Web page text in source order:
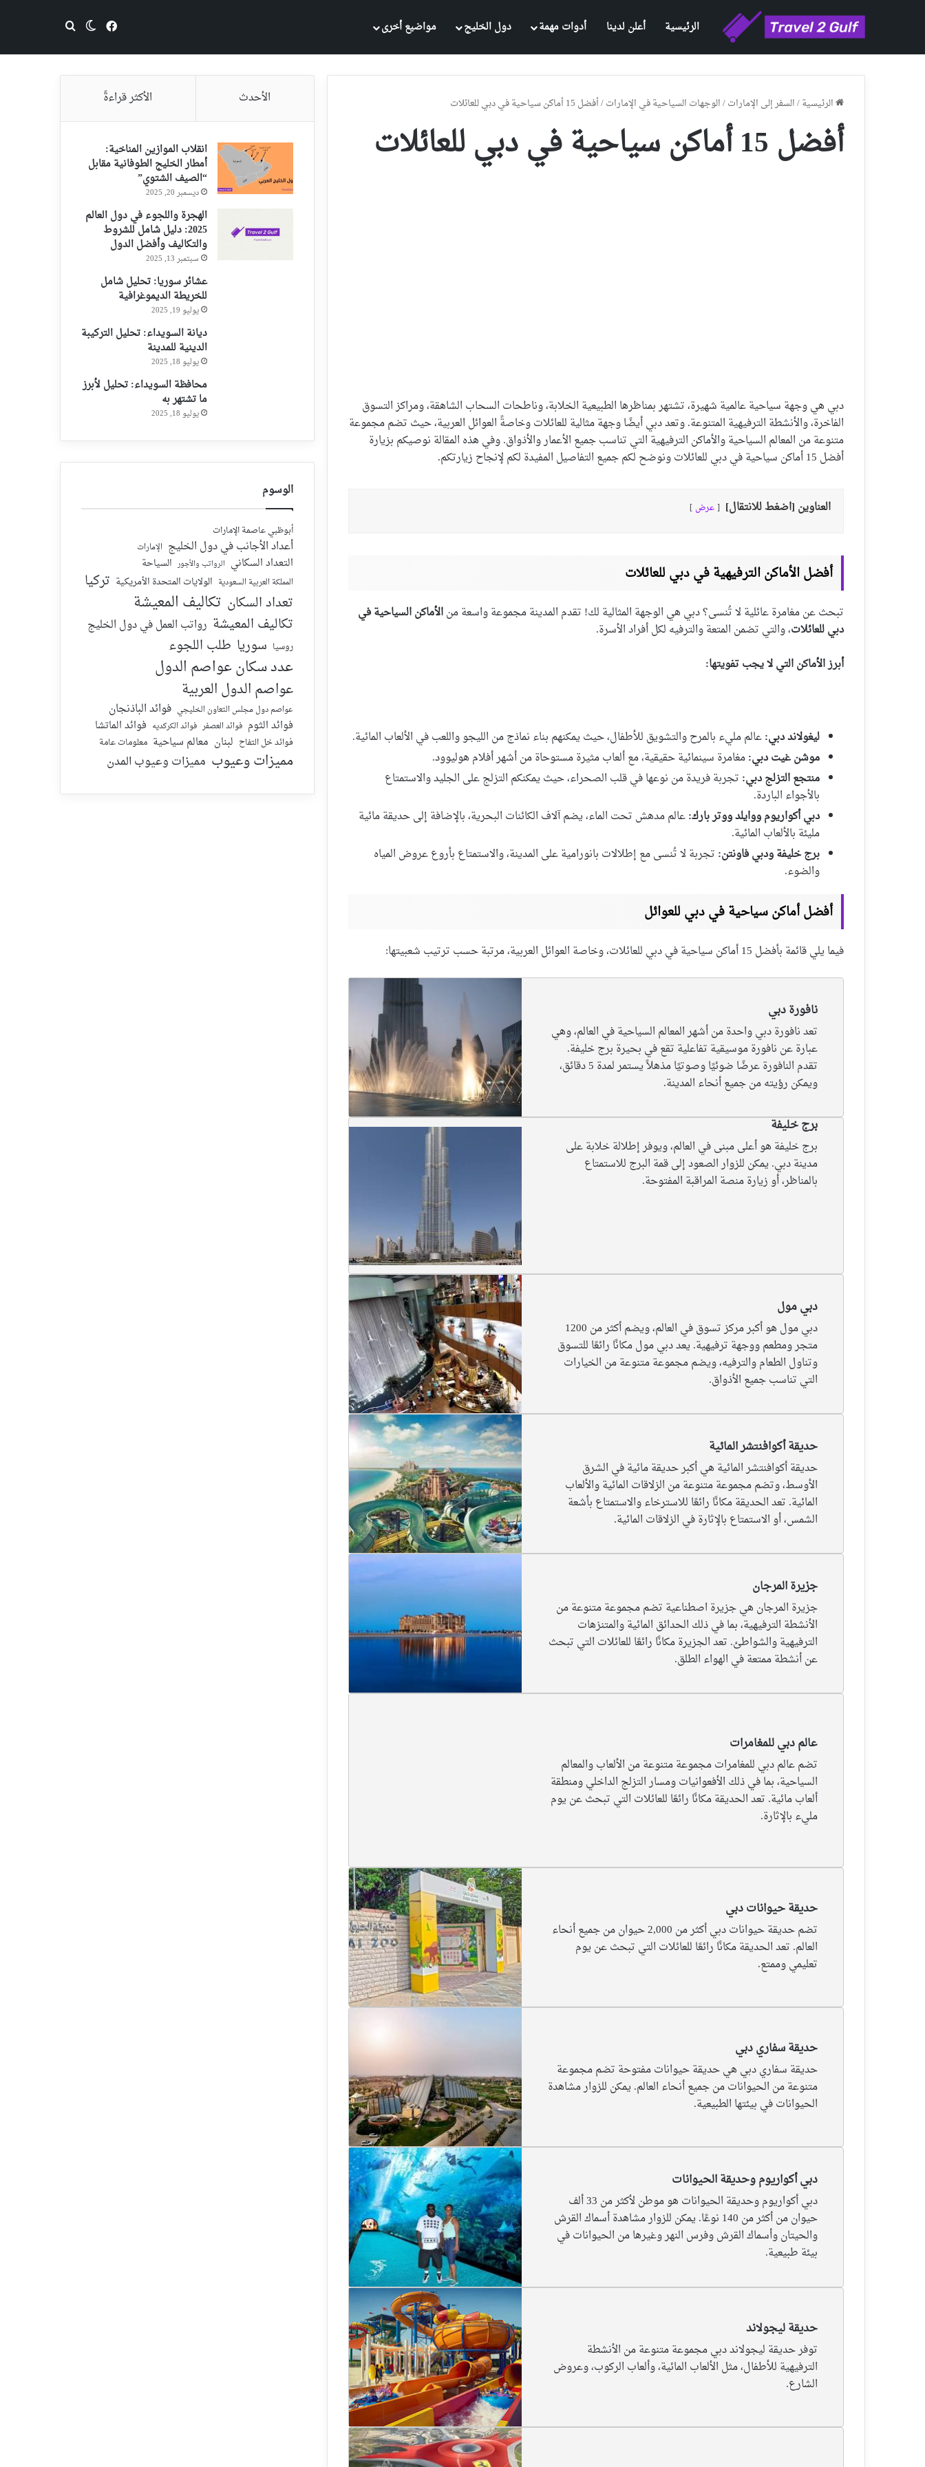
الرئيسية أعلن لدينا أدوات مهمة دول الخليج مواضيع أخرى فيسبوكالوضع المظلم
بحث عن
الرئيسية/السفر إلى الإمارات/الوجهات السياحية في الإمارات/أفضل 15 أماكن سياحية في دبي للعائلات
أفضل 15 أماكن سياحية في دبي للعائلات
دبي هي وجهة سياحية عالمية شهيرة، تشتهر بمناظرها الطبيعية الخلابة، وناطحات السحاب الشاهقة، ومراكز التسوق
الفاخرة، والأنشطة الترفيهية المتنوعة. وتعد دبي أيضًا وجهة مثالية للعائلات وخاصةً العوائل العربية، حيث تضم مجموعة
متنوعة من المعالم السياحية والأماكن الترفيهية التي تناسب جميع الأعمار والأذواق. وفي هذه المقالة نوصيكم بزيارة
أفضل 15 أماكن سياحية في دبي للعائلات ونوضح لكم جميع التفاصيل المفيدة لكم لإنجاح زيارتكم.
العناوين [اضغط للانتقال] عرض
أفضل الأماكن الترفيهية في دبي للعائلات
تبحث عن مغامرة عائلية لا تُنسى؟ دبي هي الوجهة المثالية لك! تقدم المدينة مجموعة واسعة منالأماكن السياحية في
دبي للعائلات، والتي تضمن المتعة والترفيه لكل أفراد الأسرة.
أبرز الأماكن التي لا يجب تفويتها:
ليغولاند دبي:عالم مليء بالمرح والتشويق للأطفال، حيث يمكنهم بناء نماذج من الليجو واللعب في الألعاب المائية.
موشن غيت دبي:مغامرة سينمائية حقيقية، مع ألعاب مثيرة مستوحاة من أشهر أفلام هوليوود.
منتجع التزلج دبي: تجربة فريدة من نوعها في قلب الصحراء، حيث يمكنكم التزلج على الجليد والاستمتاع
بالأجواء الباردة.
دبي أكواريوم ووايلد ووتر بارك:عالم مدهش تحت الماء، يضم آلاف الكائنات البحرية، بالإضافة إلى حديقة مائية
مليئة بالألعاب المائية.
برج خليفة ودبي فاونتن: تجربة لا تُنسى مع إطلالات بانورامية على المدينة، والاستمتاع بأروع عروض المياه
والضوء.
أفضل أماكن سياحية في دبي للعوائل
فيما يلي قائمة بأفضل 15 أماكن سياحية في دبي للعائلات، وخاصة العوائل العربية، مرتبة حسب ترتيب شعبيتها:
نافورة دبي
تعد نافورة دبي واحدة من أشهر المعالم السياحية في العالم، وهي
عبارة عن نافورة موسيقية تفاعلية تقع في بحيرة برج خليفة.
تقدم النافورة عرضًا ضوئيًا وصوتيًا مذهلاً يستمر لمدة 5 دقائق،
ويمكن رؤيته من جميع أنحاء المدينة.
برج خليفة
برج خليفة هو أعلى مبنى في العالم، ويوفر إطلالة خلابة على
مدينة دبي. يمكن للزوار الصعود إلى قمة البرج للاستمتاع
بالمناظر، أو زيارة منصة المراقبة المفتوحة.
دبي مول
دبي مول هو أكبر مركز تسوق في العالم، ويضم أكثر من 1200
متجر ومطعم ووجهة ترفيهية. يعد دبي مول مكانًا رائعًا للتسوق
وتناول الطعام والترفيه، ويضم مجموعة متنوعة من الخيارات
التي تناسب جميع الأذواق.
حديقة أكوافنتشر المائية
حديقة أكوافنتشر المائية هي أكبر حديقة مائية في الشرق
الأوسط، وتضم مجموعة متنوعة من الزلاقات المائية والألعاب
المائية. تعد الحديقة مكانًا رائعًا للاسترخاء والاستمتاع بأشعة
الشمس، أو الاستمتاع بالإثارة في الزلاقات المائية.
جزيرة المرجان
جزيرة المرجان هي جزيرة اصطناعية تضم مجموعة متنوعة من
الأنشطة الترفيهية، بما في ذلك الحدائق المائية والمتنزهات
الترفيهية والشواطئ. تعد الجزيرة مكانًا رائعًا للعائلات التي تبحث
عن أنشطة ممتعة في الهواء الطلق.
عالم دبي للمغامرات
تضم عالم دبي للمغامرات مجموعة متنوعة من الألعاب والمعالم
السياحية، بما في ذلك الأفعوانيات ومسار التزلج الداخلي ومنطقة
ألعاب مائية. تعد الحديقة مكانًا رائعًا للعائلات التي تبحث عن يوم
مليء بالإثارة.
حديقة حيوانات دبي
تضم حديقة حيوانات دبي أكثر من 2,000 حيوان من جميع أنحاء
العالم. تعد الحديقة مكانًا رائعًا للعائلات التي تبحث عن يوم
تعليمي وممتع.
حديقة سفاري دبي
حديقة سفاري دبي هي حديقة حيوانات مفتوحة تضم مجموعة
متنوعة من الحيوانات من جميع أنحاء العالم. يمكن للزوار مشاهدة
الحيوانات في بيئتها الطبيعية.
دبي أكواريوم وحديقة الحيوانات
دبي أكواريوم وحديقة الحيوانات هو موطن لأكثر من 33 ألف
حيوان من أكثر من 140 نوعًا. يمكن للزوار مشاهدة أسماك القرش
والحيتان وأسماك القرش وفرس النهر وغيرها من الحيوانات في
بيئة طبيعية.
حديقة ليجولاند
توفر حديقة ليجولاند دبي مجموعة متنوعة من الأنشطة
الترفيهية للأطفال، مثل الألعاب المائية، وألعاب الركوب، وعروض
الشارع.
الأحدث الأكثر قراءةً
انقلاب الموازين المناخية:
أمطار الخليج الطوفانية مقابل
“الصيف الشتوي”
ديسمبر 20, 2025
الهجرة واللجوء في دول العالم
2025: دليل شامل للشروط
والتكاليف وأفضل الدول
سبتمبر 13, 2025
عشائر سوريا: تحليل شامل
للخريطة الديموغرافية
يوليو 19, 2025
ديانة السويداء: تحليل التركيبة
الدينية للمدينة
يوليو 18, 2025
محافظة السويداء: تحليل لأبرز
ما تشتهر به
يوليو 18, 2025
الوسوم
أبوظبي عاصمة الإمارات
أعداد الأجانب في دول الخليج الإمارات
التعداد السكاني الرواتب والأجور السياحة
المملكة العربية السعودية الولايات المتحدة الأمريكية تركيا
تعداد السكان تكاليف المعيشة
تكاليف المعيشة رواتب العمل في دول الخليج
روسيا سوريا طلب اللجوء
عدد سكان عواصم الدول
عواصم الدول العربية
عواصم دول مجلس التعاون الخليجي فوائد الباذنجان
فوائد الثوم فوائد العصفر فوائد الكركديه فوائد الماتشا
فوائد خل التفاح لبنان معالم سياحية معلومات عامة
مميزات وعيوب مميزات وعيوب المدن